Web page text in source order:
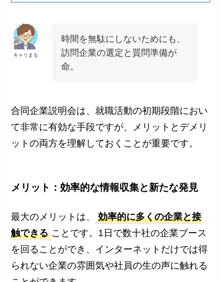
キャリまる
時間を無駄にしないためにも、
訪問企業の選定と質問準備が
命。
合同企業説明会は、就職活動の初期段階におい
て非常に有効な手段ですが、メリットとデメリ
ットの両方を理解しておくことが重要です。
メリット：効率的な情報収集と新たな発見
最大のメリットは、
効率的に多くの企業と接
触できる ことです。1日で数十社の企業ブース
を回ることができ、インターネットだけでは得
られない企業の雰囲気や社員の生の声に触れる